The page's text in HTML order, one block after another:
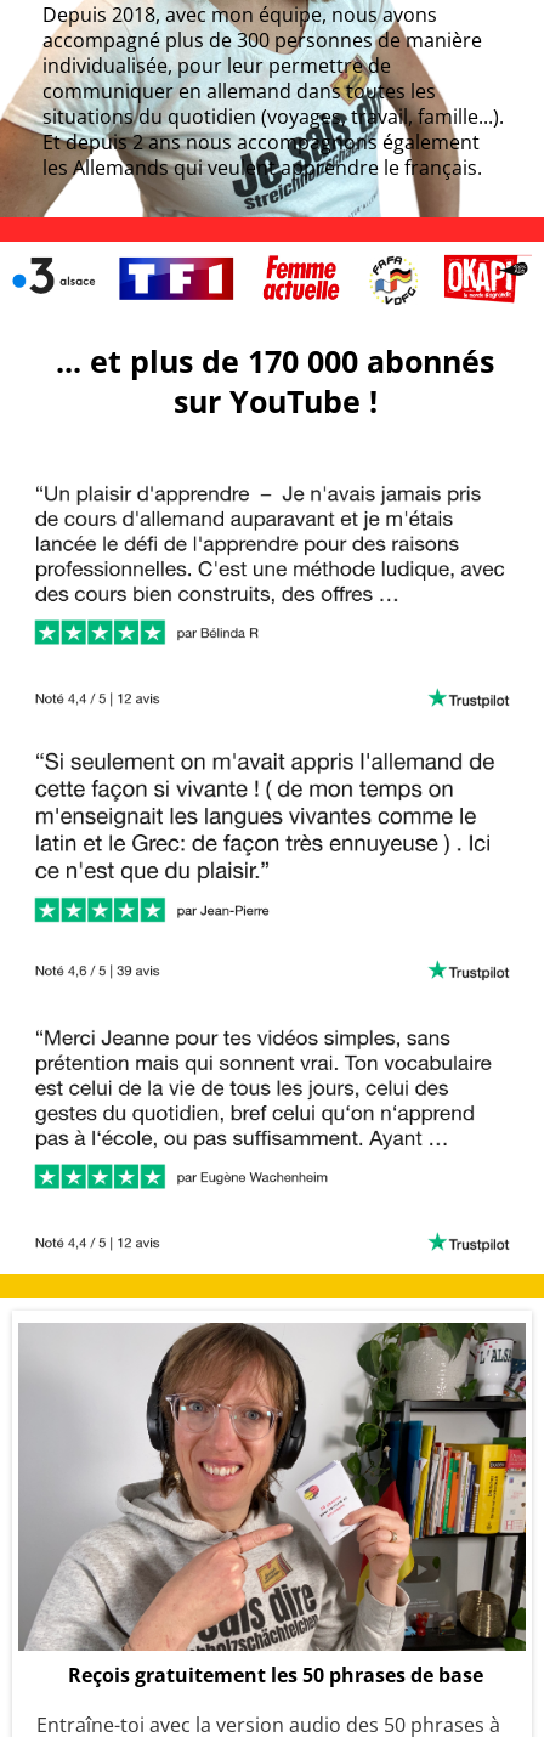
Depuis 2018, avec mon équipe, nous avons
accompagné plus de 300 personnes de manière
individualisée, pour leur permettre de
communiquer en allemand dans toutes les
situations du quotidien (voyages, travail, famille...).
Et depuis 2 ans nous accompagnons également
les Allemands qui veulent apprendre le français.
... et plus de 170 000 abonnés
sur YouTube !
Reçois gratuitement les 50 phrases de base
Entraîne-toi avec la version audio des 50 phrases à